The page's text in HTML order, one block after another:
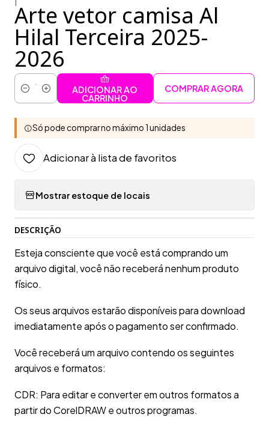
Arte vetor camisa Al
Hilal Terceira 2025-
2026
Quantidade
ADICIONAR AO
CARRINHO
COMPRAR AGORA
Só pode comprar no máximo 1 unidades
Adicionar à lista de favoritos
Mostrar estoque de locais
DESCRIÇÃO
Esteja consciente que você está comprando um
arquivo digital, você não receberá nenhum produto
físico.
Os seus arquivos estarão disponíveis para download
imediatamente após o pagamento ser confirmado.
Você receberá um arquivo contendo os seguintes
arquivos e formatos:
CDR: Para editar e converter em outros formatos a
partir do CorelDRAW e outros programas.